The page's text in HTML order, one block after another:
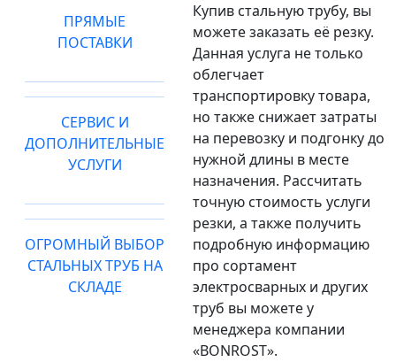
ПРЯМЫЕ
ПОСТАВКИ
СЕРВИС И
ДОПОЛНИТЕЛЬНЫЕ
УСЛУГИ
ОГРОМНЫЙ ВЫБОР
СТАЛЬНЫХ ТРУБ НА
СКЛАДЕ
Купив стальную трубу, вы
можете заказать её резку.
Данная услуга не только
облегчает
транспортировку товара,
но также снижает затраты
на перевозку и подгонку до
нужной длины в месте
назначения. Рассчитать
точную стоимость услуги
резки, а также получить
подробную информацию
про сортамент
электросварных и других
труб вы можете у
менеджера компании
«BONROST».